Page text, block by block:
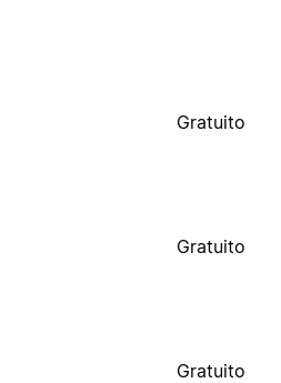
Gratuito
Gratuito
Gratuito